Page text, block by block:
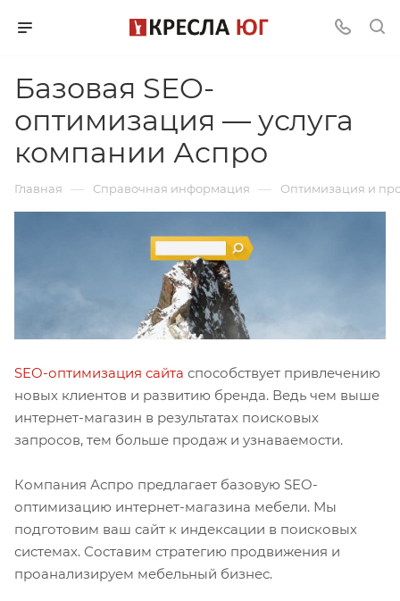
Базовая SEO-
оптимизация — услуга
компании Аспро
Главная — Справочная информация — Оптимизация и
SEO-оптимизация сайта способствует привлечению
новых клиентов и развитию бренда. Ведь чем выше
интернет-магазин в результатах поисковых
запросов, тем больше продаж и узнаваемости.
Компания Аспро предлагает базовую SEO-
оптимизацию интернет-магазина мебели. Мы
подготовим ваш сайт к индексации в поисковых
системах. Составим стратегию продвижения и
проанализируем мебельный бизнес.